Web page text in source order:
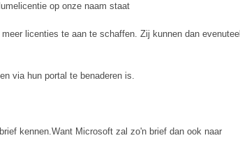
op onze naam staat
licenties te aan te schaffen. Zij kunnen dan evenuteel
via hun portal te benaderen is.
kennen.Want Microsoft zal zo'n brief dan ook naar